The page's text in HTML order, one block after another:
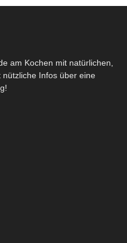
am Kochen mit natürlichen,
Infos über eine